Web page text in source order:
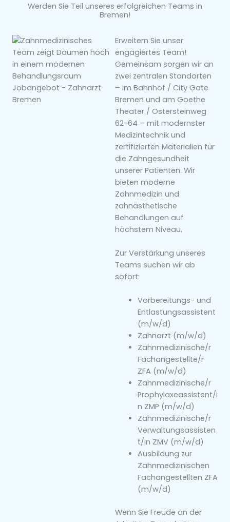
Werden Sie Teil unseres erfolgreichen Teams in
Bremen!
Erweitern Sie unser
engagiertes Team!
Gemeinsam sorgen wir an
zwei zentralen Standorten
– im Bahnhof / City Gate
Bremen und am Goethe
Theater / Ostersteinweg
62-64 – mit modernster
Medizintechnik und
zertifizierten Materialien für
die Zahngesundheit
unserer Patienten. Wir
bieten moderne
Zahnmedizin und
zahnästhetische
Behandlungen auf
höchstem Niveau.
Zur Verstärkung unseres
Teams suchen wir ab
sofort:
Vorbereitungs- und
Entlastungsassistent
(m/w/d)
Zahnarzt (m/w/d)
Zahnmedizinische/r
Fachangestellte/r
ZFA (m/w/d)
Zahnmedizinische/r
Prophylaxeassistent/i
n ZMP (m/w/d)
Zahnmedizinische/r
Verwaltungsassisten
t/in ZMV (m/w/d)
Ausbildung zur
Zahnmedizinischen
Fachangestellten ZFA
(m/w/d)
Wenn Sie Freude an der